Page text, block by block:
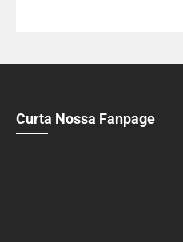
Curta Nossa Fanpage